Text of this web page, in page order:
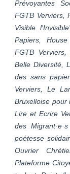
Prévoyantes
FGTB Verviers,
Visible
Papiers,
FGTB
Belle Diversité,
des sans
Verviers, Le
Bruxelloise pour
Lire et Ecrire
des
poétesse
Ouvrier
Plateforme